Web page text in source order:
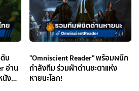
บ
อ่าน
นัง
"Omniscient Reader" พร้อมผนึก
กำลังทีม ร่วมฝ่าด่านชะตาแห่ง
หายนะโลก!